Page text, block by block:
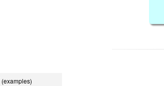
(examples)